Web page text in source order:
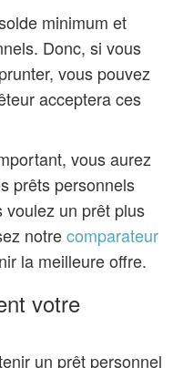
minimum et
Donc, si vous
vous pouvez
acceptera ces
vous aurez
prêts personnels
voulez un prêt plus
notrecomparateur
la meilleure offre.
votre
un prêt personnel